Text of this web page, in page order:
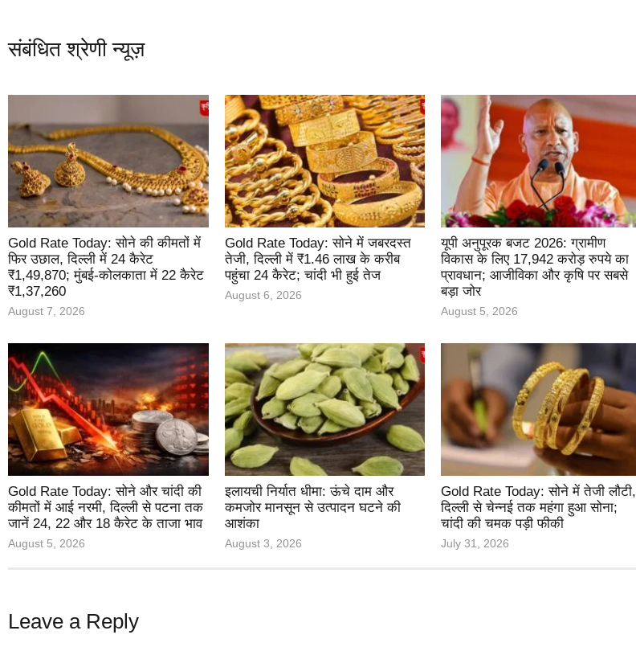
संबंधित श्रेणी न्यूज़
Gold Rate Today: सोने की कीमतों में
फिर उछाल, दिल्ली में 24 कैरेट
₹1,49,870; मुंबई-कोलकाता में 22 कैरेट
₹1,37,260
August 7, 2026
Gold Rate Today: सोने में जबरदस्त
तेजी, दिल्ली में ₹1.46 लाख के करीब
पहुंचा 24 कैरेट; चांदी भी हुई तेज
August 6, 2026
यूपी अनुपूरक बजट 2026: ग्रामीण
विकास के लिए 17,942 करोड़ रुपये का
प्रावधान; आजीविका और कृषि पर सबसे
बड़ा जोर
August 5, 2026
Gold Rate Today: सोने और चांदी की
कीमतों में आई नरमी, दिल्ली से पटना तक
जानें 24, 22 और 18 कैरेट के ताजा भाव
August 5, 2026
इलायची निर्यात धीमा: ऊंचे दाम और
कमजोर मानसून से उत्पादन घटने की
आशंका
August 3, 2026
Gold Rate Today: सोने में तेजी लौटी,
दिल्ली से चेन्नई तक महंगा हुआ सोना;
चांदी की चमक पड़ी फीकी
July 31, 2026
Leave a Reply